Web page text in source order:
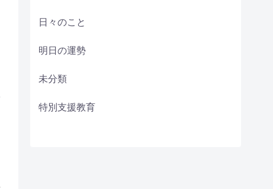
日々のこと
明日の運勢
未分類
特別支援教育